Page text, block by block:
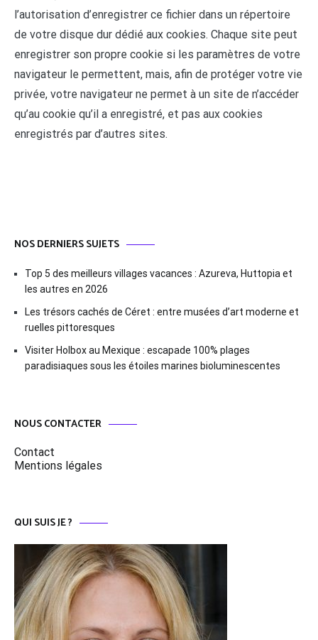
l’autorisation d’enregistrer ce fichier dans un répertoire
de votre disque dur dédié aux cookies. Chaque site peut
enregistrer son propre cookie si les paramètres de votre
navigateur le permettent, mais, afin de protéger votre vie
privée, votre navigateur ne permet à un site de n’accéder
qu’au cookie qu’il a enregistré, et pas aux cookies
enregistrés par d’autres sites.
NOS DERNIERS SUJETS
Top 5 des meilleurs villages vacances : Azureva, Huttopia et
les autres en 2026
Les trésors cachés de Céret : entre musées d’art moderne et
ruelles pittoresques
Visiter Holbox au Mexique : escapade 100% plages
paradisiaques sous les étoiles marines bioluminescentes
NOUS CONTACTER
Contact
Mentions légales
QUI SUIS JE ?